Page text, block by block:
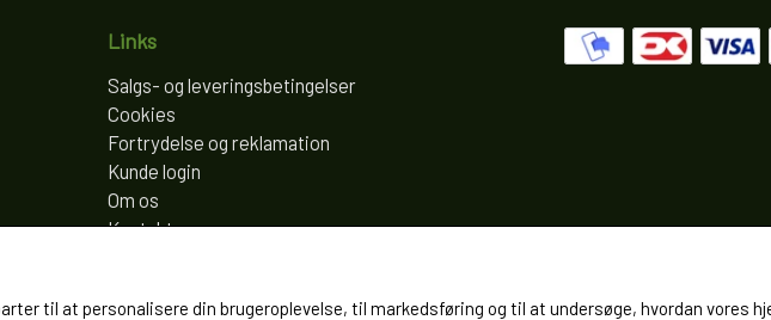
Links
Salgs- og leveringsbetingelser
Cookies
Fortrydelse og reklamation
Kunde login
Om os
Kontakt
til at personalisere din brugeroplevelse, til markedsføring og til at undersøge, hvordan vores